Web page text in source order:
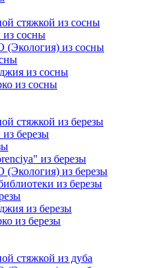
стяжкой из сосны
сосны
(Экология) из сосны
из сосны
из сосны
стяжкой из березы
березы
из березы
(Экология) из березы
из березы
из березы
из березы
стяжкой из дуба